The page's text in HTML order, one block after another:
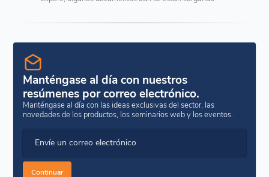
Manténgase al día con nuestros
resúmenes por correo electrónico.
Manténgase al día con las ideas exclusivas del sector, las
novedades de los productos, los seminarios web y los eventos.
Envíe un correo electrónico
Continuar